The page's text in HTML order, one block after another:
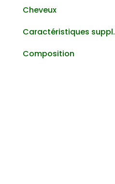
Cheveux
Caractéristiques suppl.
Composition